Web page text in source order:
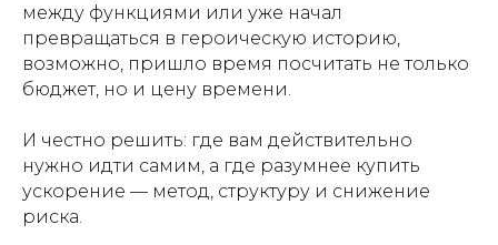
между функциями или уже начал
превращаться в героическую историю,
возможно, пришло время посчитать не только
бюджет, но и цену времени.
И честно решить: где вам действительно
нужно идти самим, а где разумнее купить
ускорение — метод, структуру и снижение
риска.